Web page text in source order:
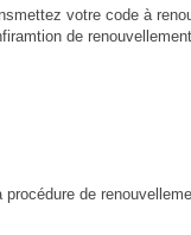
votre code à
de
de